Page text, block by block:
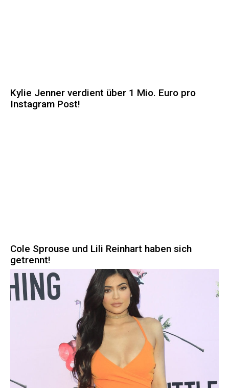
Kylie Jenner verdient über 1 Mio. Euro pro
Instagram Post!
Cole Sprouse und Lili Reinhart haben sich
getrennt!